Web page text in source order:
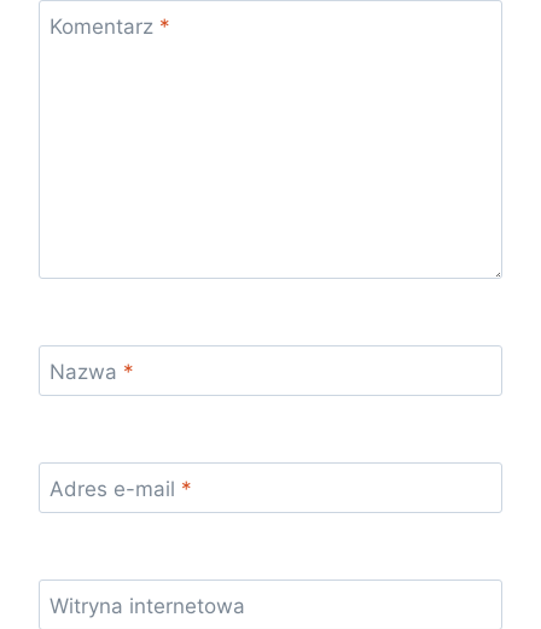
Komentarz *
Nazwa *
Adres e-mail *
Witryna internetowa